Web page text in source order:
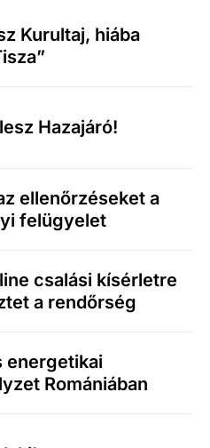
Kurultaj, hiába
Hazajáró!
ellenőrzéseket a
felügyelet
csalási kísérletre
a rendőrség
energetikai
Romániában